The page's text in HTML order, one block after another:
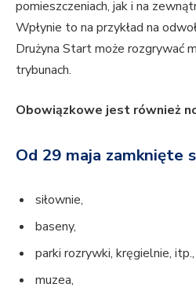
pomieszczeniach, jak i na
Wpłynie to na przykład na
Drużyna Start może rozgrywać
trybunach.
Obowiązkowe jest również
Od 29 maja zamknięte
siłownie,
baseny,
parki rozrywki, kręgielnie, itp.,
muzea,